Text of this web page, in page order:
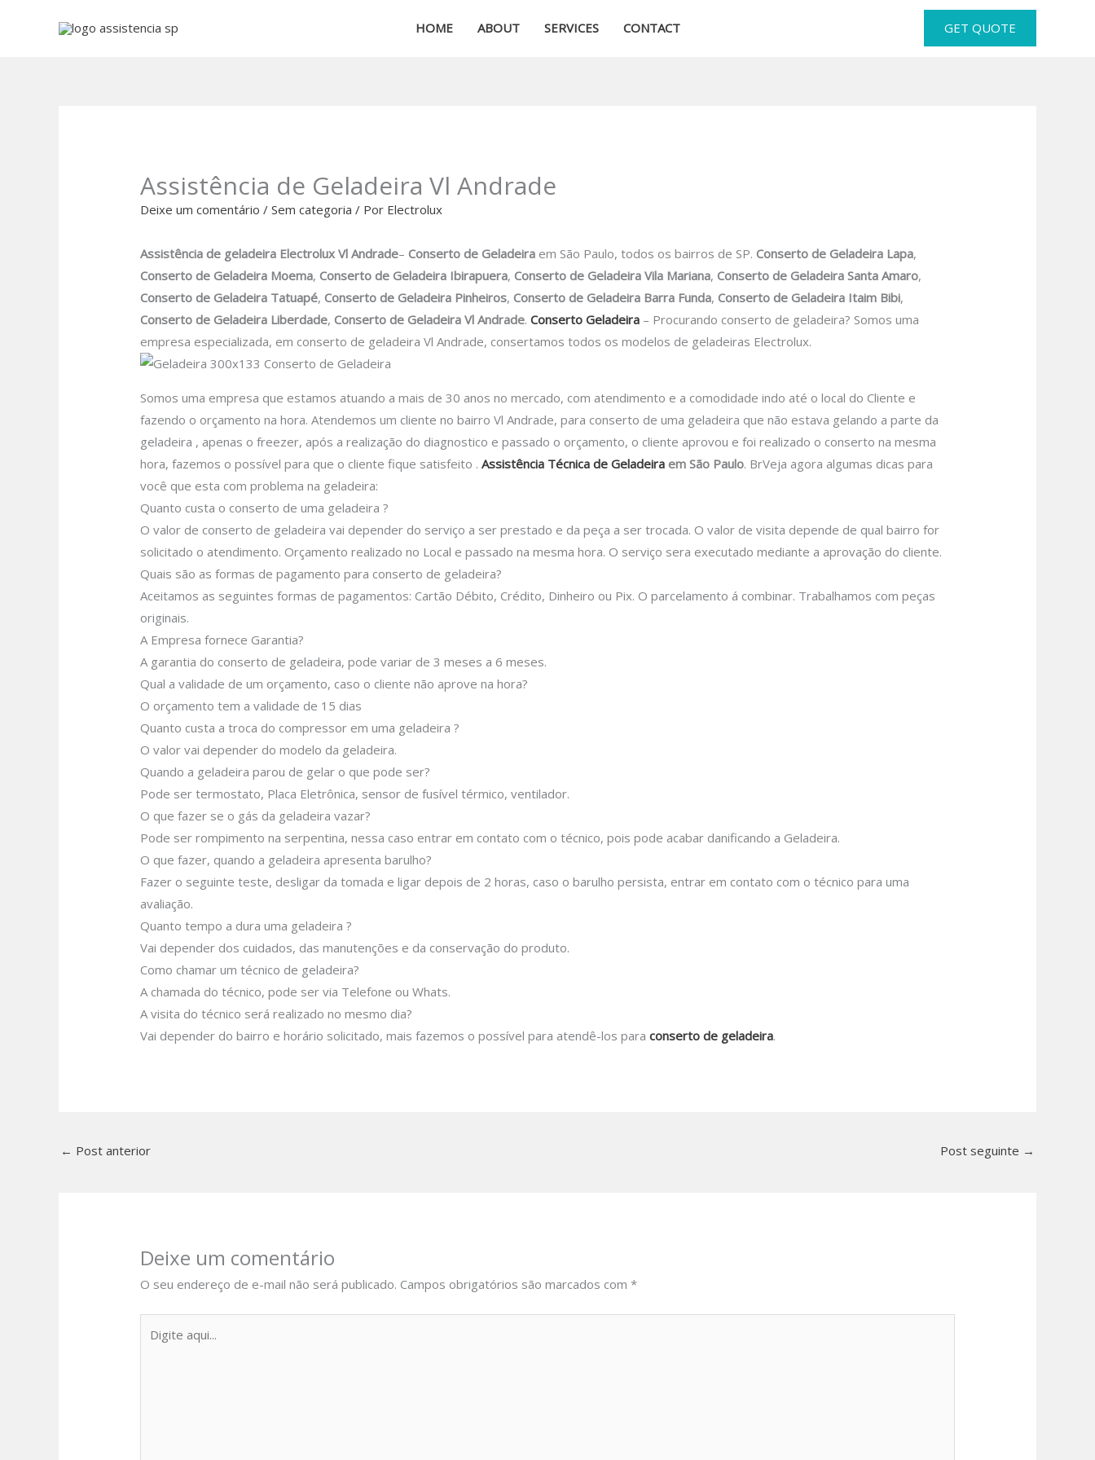
HOME ABOUT SERVICES CONTACT GET QUOTE
Assistência de Geladeira Vl Andrade
Deixe um comentário /Sem categoria / Por Electrolux
Assistência de geladeira ElectroluxVl Andrade–Conserto de Geladeira em São Paulo, todos os bairros de SP.Conserto de Geladeira Lapa,
Conserto de Geladeira Moema,Conserto de Geladeira Ibirapuera,Conserto de Geladeira Vila Mariana,Conserto de Geladeira Santa Amaro,
Conserto de Geladeira Tatuapé,Conserto de Geladeira Pinheiros,Conserto de Geladeira Barra Funda,Conserto de Geladeira Itaim Bibi,
Conserto de Geladeira Liberdade,Conserto de Geladeira Vl Andrade.Conserto Geladeira – Procurando conserto de geladeira? Somos uma
empresa especializada, em conserto de geladeira Vl Andrade, consertamos todos os modelos de geladeiras Electrolux.
Conserto de Geladeira
Somos uma empresa que estamos atuando a mais de 30 anos no mercado, com atendimento e a comodidade indo até o local do Cliente e
fazendo o orçamento na hora. Atendemos um cliente no bairro Vl Andrade, para conserto de uma geladeira que não estava gelando a parte da
geladeira , apenas o freezer, após a realização do diagnostico e passado o orçamento, o cliente aprovou e foi realizado o conserto na mesma
hora, fazemos o possível para que o cliente fique satisfeito .Assistência Técnica de Geladeira em São Paulo. BrVeja agora algumas dicas para
você que esta com problema na geladeira:
Quanto custa o conserto de uma geladeira ?
O valor de conserto de geladeira vai depender do serviço a ser prestado e da peça a ser trocada. O valor de visita depende de qual bairro for
solicitado o atendimento. Orçamento realizado no Local e passado na mesma hora. O serviço sera executado mediante a aprovação do cliente.
Quais são as formas de pagamento para conserto de geladeira?
Aceitamos as seguintes formas de pagamentos: Cartão Débito, Crédito, Dinheiro ou Pix. O parcelamento á combinar. Trabalhamos com peças
originais.
A Empresa fornece Garantia?
A garantia do conserto de geladeira, pode variar de 3 meses a 6 meses.
Qual a validade de um orçamento, caso o cliente não aprove na hora?
O orçamento tem a validade de 15 dias
Quanto custa a troca do compressor em uma geladeira ?
O valor vai depender do modelo da geladeira.
Quando a geladeira parou de gelar o que pode ser?
Pode ser termostato, Placa Eletrônica, sensor de fusível térmico, ventilador.
O que fazer se o gás da geladeira vazar?
Pode ser rompimento na serpentina, nessa caso entrar em contato com o técnico, pois pode acabar danificando a Geladeira.
O que fazer, quando a geladeira apresenta barulho?
Fazer o seguinte teste, desligar da tomada e ligar depois de 2 horas, caso o barulho persista, entrar em contato com o técnico para uma
avaliação.
Quanto tempo a dura uma geladeira ?
Vai depender dos cuidados, das manutenções e da conservação do produto.
Como chamar um técnico de geladeira?
A chamada do técnico, pode ser via Telefone ou Whats.
A visita do técnico será realizado no mesmo dia?
Vai depender do bairro e horário solicitado, mais fazemos o possível para atendê-los paraconserto de geladeira.
← Post anterior Post seguinte →
Deixe um comentário
O seu endereço de e-mail não será publicado. Campos obrigatórios são marcados com*
aqui...